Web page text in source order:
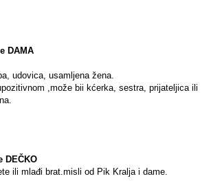
DAMA
udovica, usamljena žena.
,može bii kćerka, sestra, prijateljica ili
DEČKO
ili mlađi brat.misli od Pik Kralja i dame.